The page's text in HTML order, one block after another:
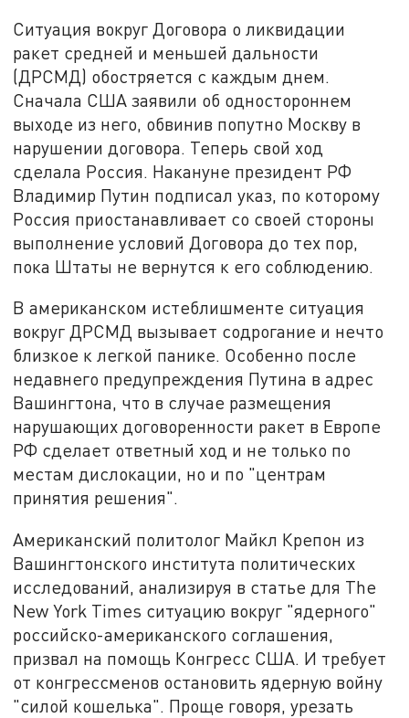
Ситуация вокруг Договора о ликвидации
ракет средней и меньшей дальности
(ДРСМД) обостряется с каждым днем.
Сначала США заявили об одностороннем
выходе из него, обвинив попутно Москву в
нарушении договора. Теперь свой ход
сделала Россия. Накануне президент РФ
Владимир Путин подписал указ, по которому
Россия приостанавливает со своей стороны
выполнение условий Договора до тех пор,
пока Штаты не вернутся к его соблюдению.
В американском истеблишменте ситуация
вокруг ДРСМД вызывает содрогание и нечто
близкое к легкой панике. Особенно после
недавнего предупреждения Путина в адрес
Вашингтона, что в случае размещения
нарушающих договоренности ракет в Европе
РФ сделает ответный ход и не только по
местам дислокации, но и по "центрам
принятия решения".
Американский политолог Майкл Крепон из
Вашингтонского института политических
исследований, анализируя в статье для The
New York Times ситуацию вокруг "ядерного"
российско-американского соглашения,
призвал на помощь Конгресс США. И требует
от конгрессменов остановить ядерную войну
"силой кошелька". Проще говоря, урезать